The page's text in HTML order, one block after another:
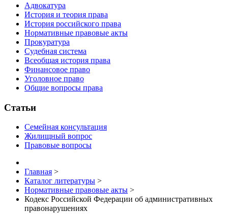
Адвокатура
История и теория права
История российского права
Нормативные правовые акты
Прокуратура
Судебная система
Всеобщая история права
Финансовое право
Уголовное право
Общие вопросы права
Статьи
Семейная консультация
Жилищный вопрос
Правовые вопросы
Главная >
Каталог литературы >
Нормативные правовые акты >
Кодекс Российской Федерации об административных
правонарушениях